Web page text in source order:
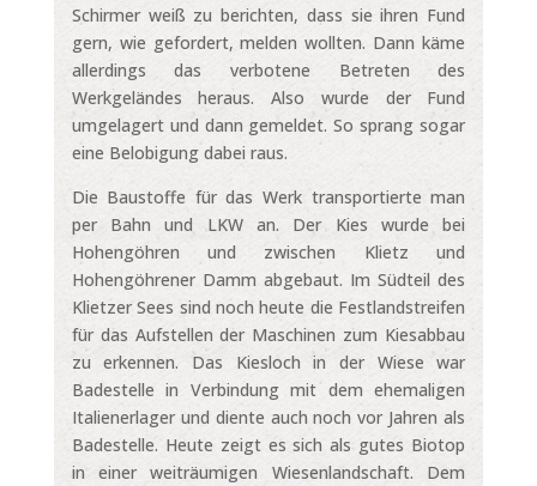
Schirmer weiß zu berichten, dass sie ihren Fund
gern, wie gefordert, melden wollten. Dann käme
allerdings das verbotene Betreten des
Werkgeländes heraus. Also wurde der Fund
umgelagert und dann gemeldet. So sprang sogar
eine Belobigung dabei raus.
Die Baustoffe für das Werk transportierte man
per Bahn und LKW an. Der Kies wurde bei
Hohengöhren und zwischen Klietz und
Hohengöhrener Damm abgebaut. Im Südteil des
Klietzer Sees sind noch heute die Festlandstreifen
für das Aufstellen der Maschinen zum Kiesabbau
zu erkennen. Das Kiesloch in der Wiese war
Badestelle in Verbindung mit dem ehemaligen
Italienerlager und diente auch noch vor Jahren als
Badestelle. Heute zeigt es sich als gutes Biotop
in einer weiträumigen Wiesenlandschaft. Dem